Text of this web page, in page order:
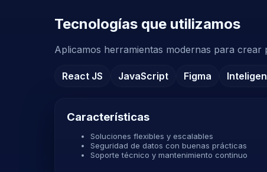
Tecnologías que utilizamos
Aplicamos herramientas modernas para
React JS JavaScript Figma
Características
Soluciones flexibles y escalables
Seguridad de datos con buenas prácticas
Soporte técnico y mantenimiento continuo